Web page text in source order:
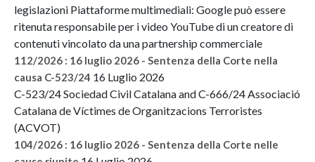
legislazioni Piattaforme multimediali: Google può essere
ritenuta responsabile per i video YouTube di un creatore di
contenuti vincolato da una partnership commerciale
112/2026 : 16 luglio 2026 - Sentenza della Corte nella
causa C-523/24 16 Luglio 2026
C-523/24 Sociedad Civil Catalana and C-666/24 Associació
Catalana de Víctimes de Organitzacions Terroristes
(ACVOT)
104/2026 : 16 luglio 2026 - Sentenza della Corte nelle